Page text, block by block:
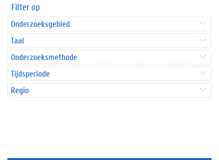
Filter op
Onderzoeksgebied
Taal
Onderzoeksmethode
Tijdsperiode
Regio